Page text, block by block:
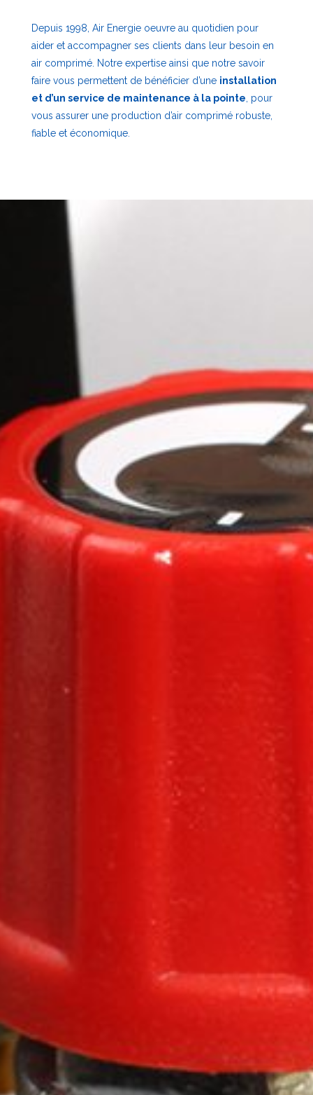
Depuis 1998, Air Energie oeuvre au quotidien pour
aider et accompagner ses clients dans leur besoin en
air comprimé. Notre expertise ainsi que notre savoir
faire vous permettent de bénéficier d’une installation
et d’un service de maintenance à la pointe , pour
vous assurer une production d’air comprimé robuste,
fiable et économique.